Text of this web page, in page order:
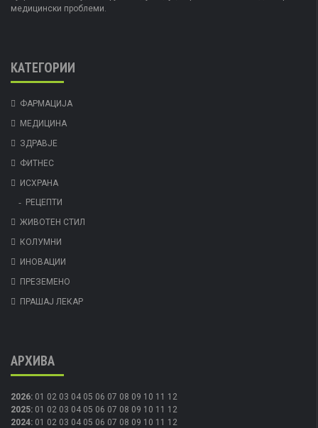
медицински проблеми.
КАТЕГОРИИ
ФАРМАЦИЈА
МЕДИЦИНА
ЗДРАВЈЕ
ФИТНЕС
ИСХРАНА
РЕЦЕПТИ
ЖИВОТЕН СТИЛ
КОЛУМНИ
ИНОВАЦИИ
ПРЕЗЕМЕНО
ПРАШАЈ ЛЕКАР
АРХИВА
2026: 01 02 03 04 05 06 07 08 09 10 11 12
2025: 01 02 03 04 05 06 07 08 09 10 11 12
2024: 01 02 03 04 05 06 07 08 09 10 11 12